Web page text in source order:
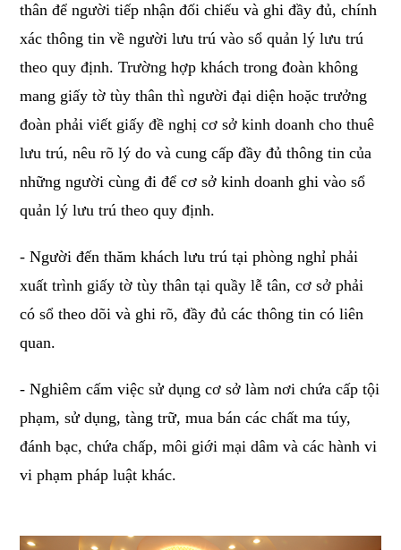
thân để người tiếp nhận đối chiếu và ghi đầy đủ, chính
xác thông tin về người lưu trú vào sổ quản lý lưu trú
theo quy định. Trường hợp khách trong đoàn không
mang giấy tờ tùy thân thì người đại diện hoặc trưởng
đoàn phải viết giấy đề nghị cơ sở kinh doanh cho thuê
lưu trú, nêu rõ lý do và cung cấp đầy đủ thông tin của
những người cùng đi để cơ sở kinh doanh ghi vào sổ
quản lý lưu trú theo quy định.
- Người đến thăm khách lưu trú tại phòng nghỉ phải
xuất trình giấy tờ tùy thân tại quầy lễ tân, cơ sở phải
có sổ theo dõi và ghi rõ, đầy đủ các thông tin có liên
quan.
- Nghiêm cấm việc sử dụng cơ sở làm nơi chứa cấp tội
phạm, sử dụng, tàng trữ, mua bán các chất ma túy,
đánh bạc, chứa chấp, môi giới mại dâm và các hành vi
vi phạm pháp luật khác.